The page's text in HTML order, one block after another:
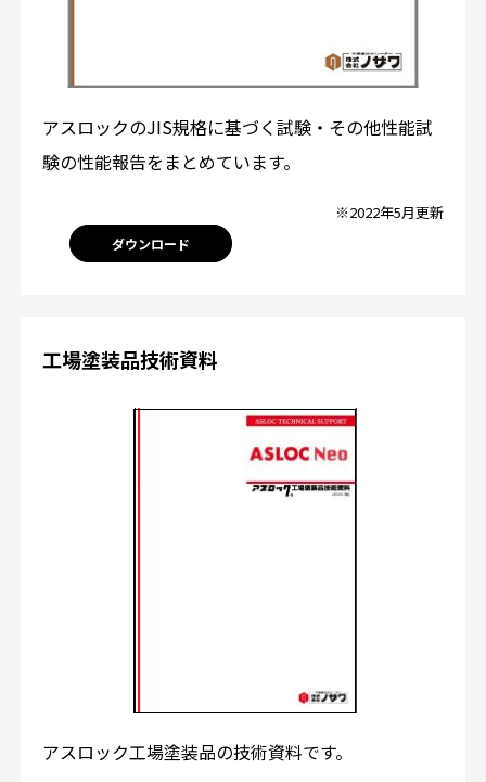
アスロックのJIS規格に基づく試験・その他性能試
験の性能報告をまとめています。
※2022年5月更新
ダウンロード
工場塗装品技術資料
アスロック工場塗装品の技術資料です。